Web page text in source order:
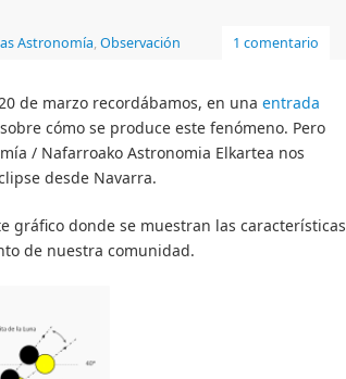
Astronomía, Observación 1 comentario
de marzo recordábamos, en una entrada
cómo se produce este fenómeno. Pero
/ Nafarroako Astronomia Elkartea nos
desde Navarra.
gráfico donde se muestran las características
de nuestra comunidad.